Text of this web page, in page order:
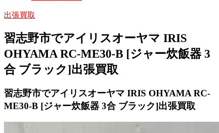
出張買取
習志野市でアイリスオーヤマ IRIS
OHYAMA RC-ME30-B [ジャー炊飯器 3
合 ブラック]出張買取
習志野市でアイリスオーヤマ IRIS OHYAMA RC-
ME30-B [ジャー炊飯器 3合 ブラック]出張買取